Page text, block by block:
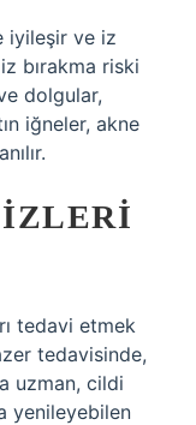
iyileşir ve iz
bırakma riski
dolgular,
iğneler, akne
tedavi etmek
tedavisinde,
uzman, cildi
yenileyebilen